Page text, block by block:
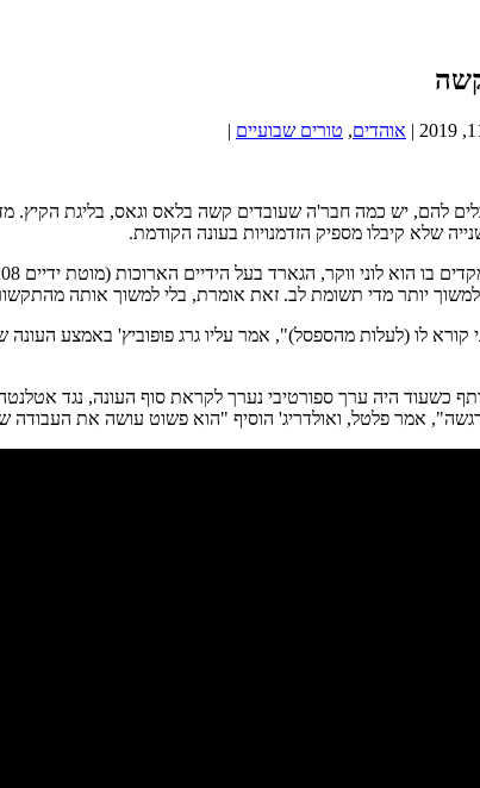
| אוהדים, טורים שבועיים |
להם, יש כמה חבר'ה שעובדים קשה בלאס וגאס, בליגת הקיץ.
שלא קיבלו מספיק הזדמנויות בעונה הקודמת.
מדי תשומת לב. זאת אומרת, בלי למשוך אותה מהתקשורת, אבל כן מצד
לו (לעלות מהספסל)", אמר עליו גרג פופוביץ' באמצע
אמר פלטל, ואולדריג' הוסיף "הוא פשוט עושה את העבודה